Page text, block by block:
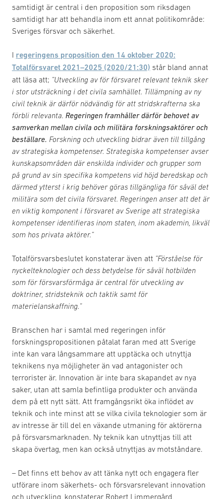
samtidigt är central i den proposition som riksdagen
samtidigt har att behandla inom ett annat politikområde:
Sveriges försvar och säkerhet.
I regeringens proposition den 14 oktober 2020:
Totalförsvaret 2021–2025 (2020/21:30) står bland annat
att läsa att; ”Utveckling av för försvaret relevant teknik sker
i stor utsträckning i det civila samhället. Tillämpning av ny
civil teknik är därför nödvändig för att stridskrafterna ska
förbli relevanta. Regeringen framhåller därför behovet av
samverkan mellan civila och militära forskningsaktörer och
beställare. Forskning och utveckling bidrar även till tillgång
av strategiska kompetenser. Strategiska kompetenser avser
kunskapsområden där enskilda individer och grupper som
på grund av sin specifika kompetens vid höjd beredskap och
därmed ytterst i krig behöver göras tillgängliga för såväl det
militära som det civila försvaret. Regeringen anser att det är
en viktig komponent i försvaret av Sverige att strategiska
kompetenser identifieras inom staten, inom akademin, likväl
som hos privata aktörer.”
Totalförsvarsbeslutet konstaterar även att ”Förståelse för
nyckelteknologier och dess betydelse för såväl hotbilden
som för försvarsförmåga är central för utveckling av
doktriner, stridsteknik och taktik samt för
materielanskaffning.”
Branschen har i samtal med regeringen inför
forskningspropositionen påtalat faran med att Sverige
inte kan vara långsammare att upptäcka och utnyttja
teknikens nya möjligheter än vad antagonister och
terrorister är. Innovation är inte bara skapandet av nya
saker, utan att samla befintliga produkter och använda
dem på ett nytt sätt. Att framgångsrikt öka inflödet av
teknik och inte minst att se vilka civila teknologier som är
av intresse är till del en växande utmaning för aktörerna
på försvarsmarknaden. Ny teknik kan utnyttjas till att
skapa övertag, men kan också utnyttjas av motståndare.
– Det finns ett behov av att tänka nytt och engagera fler
utförare inom säkerhets- och försvarsrelevant innovation
och utveckling, konstaterar Robert Limmergård,